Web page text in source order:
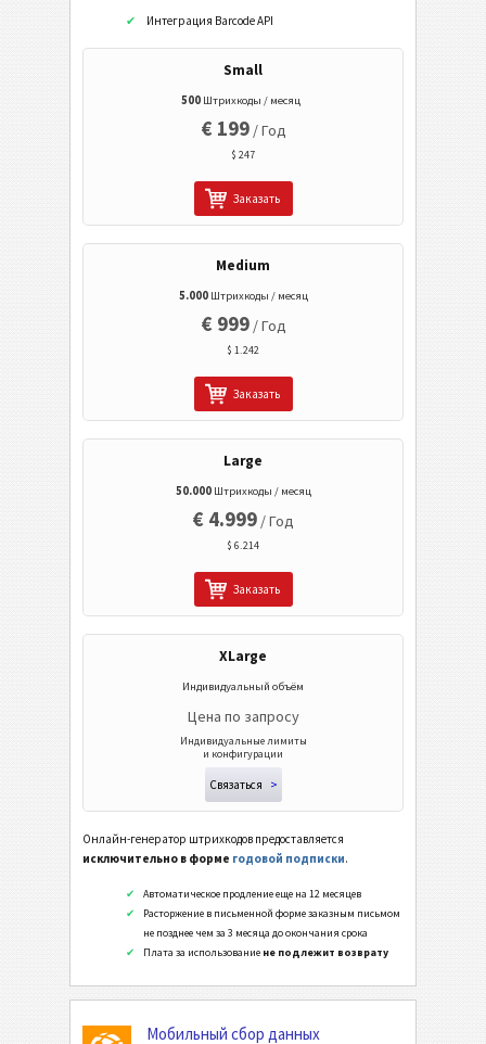
GS1 DataBar
EAN / UPC
2D Коды
2D штрих-коды GS1
Банк и платежи
Мобильный Тэг
ISBN Коды
Визитки
Wi-Fi Коды
Интеграция Barcode API
Small
500 Штрихкоды / месяц
€ 199/ Год
$ 247
Заказать
Medium
5.000Штрихкоды / месяц
€ 999/ Год
$ 1.242
Заказать
Large
50.000Штрихкоды / месяц
€ 4.999 / Год
$ 6.214
Заказать
XLarge
Индивидуальный объём
Цена по запросу
Индивидуальные лимиты
и конфигурации
Связаться >
Онлайн-генератор штрихкодов предоставляется
исключительно в форме годовой подписки.
Автоматическое продление еще на 12 месяцев
Расторжение в письменной форме заказным письмом
не позднее чем за 3 месяца до окончания срока
Плата за использование не подлежит возврату
Мобильный сбор данных